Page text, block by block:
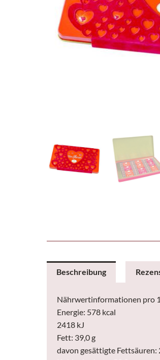
Beschreibung
Nährwertinformationen pro
Energie: 578 kcal
2418 kJ
Fett: 39,0 g
davon gesättigte Fettsäuren: